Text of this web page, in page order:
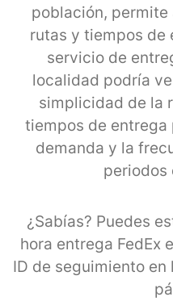
población, permite
rutas y tiempos de
servicio de
localidad podría
simplicidad de la
tiempos de entrega
demanda y la
periodos
¿Sabías? Puedes
hora entrega FedEx
ID de seguimiento